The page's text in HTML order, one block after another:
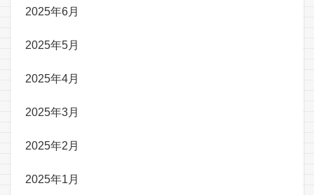
2025年6月
2025年5月
2025年4月
2025年3月
2025年2月
2025年1月